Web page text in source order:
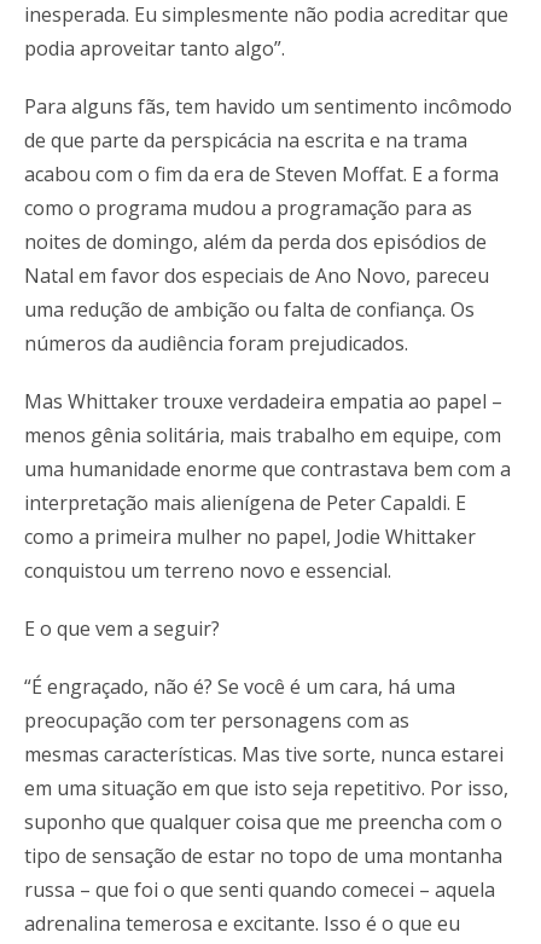
inesperada. Eu simplesmente não podia acreditar que
podia aproveitar tanto algo”.
Para alguns fãs, tem havido um sentimento incômodo
de que parte da perspicácia na escrita e na trama
acabou com o fim da era de Steven Moffat. E a forma
como o programa mudou a programação para as
noites de domingo, além da perda dos episódios de
Natal em favor dos especiais de Ano Novo, pareceu
uma redução de ambição ou falta de confiança. Os
números da audiência foram prejudicados.
Mas Whittaker trouxe verdadeira empatia ao papel –
menos gênia solitária, mais trabalho em equipe, com
uma humanidade enorme que contrastava bem com a
interpretação mais alienígena de Peter Capaldi. E
como a primeira mulher no papel, Jodie Whittaker
conquistou um terreno novo e essencial.
E o que vem a seguir?
“É engraçado, não é? Se você é um cara, há uma
preocupação com ter personagens com as
mesmas características. Mas tive sorte, nunca estarei
em uma situação em que isto seja repetitivo. Por isso,
suponho que qualquer coisa que me preencha com o
tipo de sensação de estar no topo de uma montanha
russa – que foi o que senti quando comecei – aquela
adrenalina temerosa e excitante. Isso é o que eu